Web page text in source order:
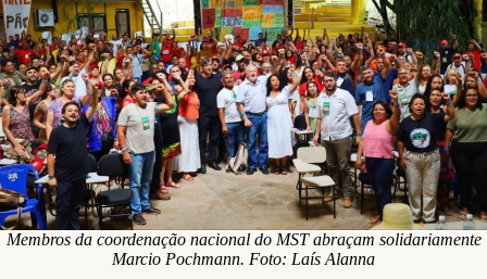
Membros da coordenação nacional do MST abraçam solidariamente
Marcio Pochmann. Foto: Laís Alanna